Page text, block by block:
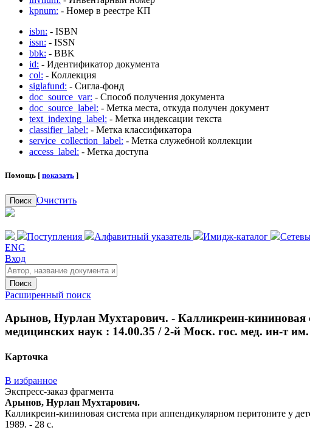
kpnum: - Номер в реестре КП
isbn: - ISBN
issn: - ISSN
bbk: - BBK
id: - Идентификатор документа
col: - Коллекция
siglafund: - Сигла-фонд
doc_source_var: - Способ получения документа
doc_source_label: - Метка места, откуда получен документ
text_indexing_label: - Метка индексации текста
classifier_label: - Метка классификатора
service_collection_label: - Метка служебной коллекции
access_label: - Метка доступа
Помощь [ показать ]
Поиск Очистить
Поступления Алфавитный указатель Имидж-каталог
ENG
Вход
Поиск
Расширенный поиск
Арынов, Нурлан Мухтарович. - Калликреин-кининовая
медицинских наук : 14.00.35 / 2-й Моск. гос. мед. ин-т
Карточка
В избранное
Экспресс-заказ фрагмента
Арынов, Нурлан Мухтарович.
Калликреин-кининовая система при аппендикулярном перитоните у
1989. - 28 с.